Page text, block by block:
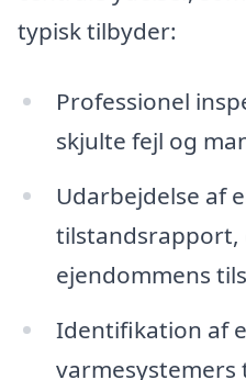
typisk tilbyder:
Professionel
skjulte fejl og
Udarbejdelse af
ejendommens
Identifikation af
varmesystemers